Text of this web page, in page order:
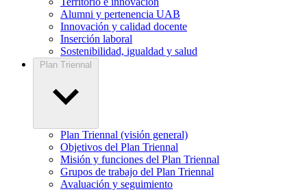
Alumni y pertenencia UAB
Innovación y calidad docente
Inserción laboral
Sostenibilidad, igualdad y salud
Plan Triennal
Plan Triennal (visión general)
Objetivos del Plan Triennal
Misión y funciones del Plan Triennal
Grupos de trabajo del Plan Triennal
Avaluación y seguimiento